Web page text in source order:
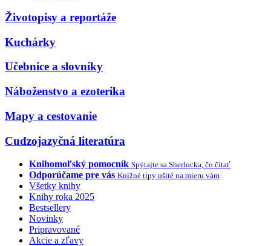
Životopisy a reportáže
Kuchárky
Učebnice a slovníky
Náboženstvo a ezoterika
Mapy a cestovanie
Cudzojazyčná literatúra
Knihomoľský pomocník Spýtajte sa Sherlocka, čo čítať
Odporúčame pre vás Knižné tipy ušité na mieru vám
Všetky knihy
Knihy roka 2025
Bestsellery
Novinky
Pripravované
Akcie a zľavy